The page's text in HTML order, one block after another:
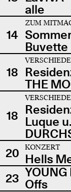
alle
14
ZUM
Buvette
18
THE
18 Luque
20
KONZERT
Hells
23 YOUNG
Offs